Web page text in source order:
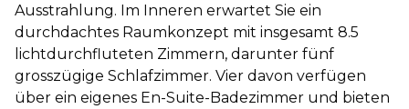
Ausstrahlung. Im Inneren erwartet Sie ein
durchdachtes Raumkonzept mit insgesamt 8.5
lichtdurchfluteten Zimmern, darunter fünf
grosszügige Schlafzimmer. Vier davon verfügen
über ein eigenes En-Suite-Badezimmer und bieten